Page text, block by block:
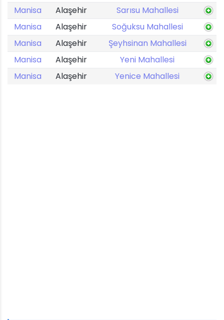
Manisa
Alaşehir
Sarısu Mahallesi
Manisa
Alaşehir
Soğuksu Mahallesi
Manisa
Alaşehir
Şeyhsinan Mahallesi
Manisa
Alaşehir
Yeni Mahallesi
Manisa
Alaşehir Yenice Mahallesi